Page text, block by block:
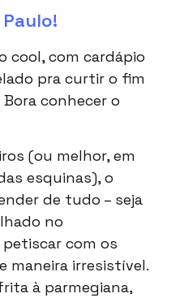
Paulo!
cool, com cardápio
pra curtir o fim
conhecer o
(ou melhor, em
esquinas), o
de tudo – seja
no
com os
maneira irresistível.
à parmegiana,